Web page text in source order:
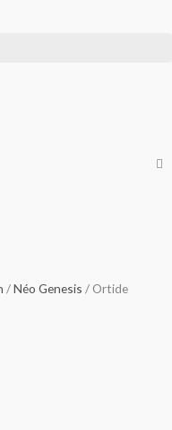
/Néo Genesis / Ortide